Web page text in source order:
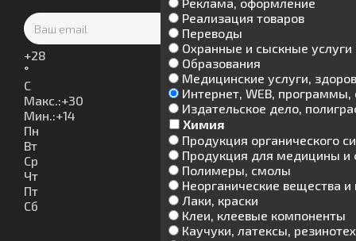
Реализация товаров
Переводы
Охранные и сыскные услуги
Образования
Медицинские услуги,
Интернет, WEB, программы,
Издательское дело,
Химия
Продукция органического
Продукция для медицины и
Полимеры, смолы
Неорганические вещества
Лаки, краски
Клеи, клеевые компоненты
Каучуки, латексы,
+28
°
C
Макс.:+30
Мин.:+14
Пн
Вт
Ср
Чт
Пт
Сб